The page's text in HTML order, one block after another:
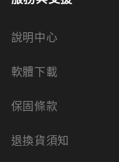
說明中心
軟體下載
保固條款
退換貨須知